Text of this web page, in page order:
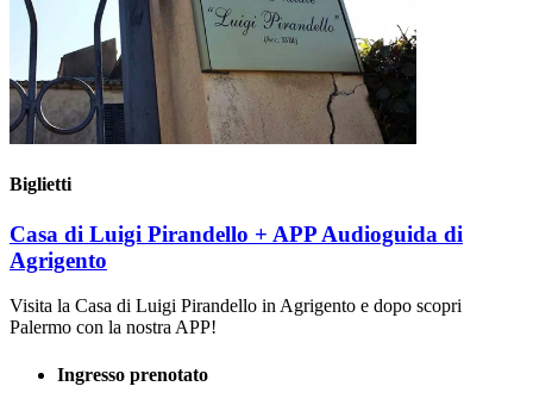
Biglietti
Casa di Luigi Pirandello + APP Audioguida di
Agrigento
Visita la Casa di Luigi Pirandello in Agrigento e dopo scopri
Palermo con la nostra APP!
Ingresso prenotato